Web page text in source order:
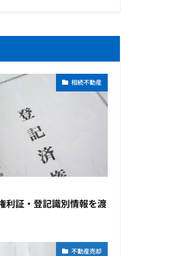
相続不動産
利証・登記識別情報を渡
不動産売却